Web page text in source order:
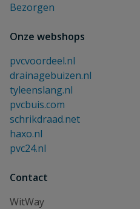
Bezorgen
Onze webshops
pvcvoordeel.nl
drainagebuizen.nl
tyleenslang.nl
pvcbuis.com
schrikdraad.net
haxo.nl
pvc24.nl
Contact
WitWay